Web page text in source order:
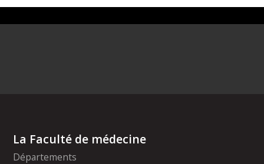
La Faculté de médecine
Départements